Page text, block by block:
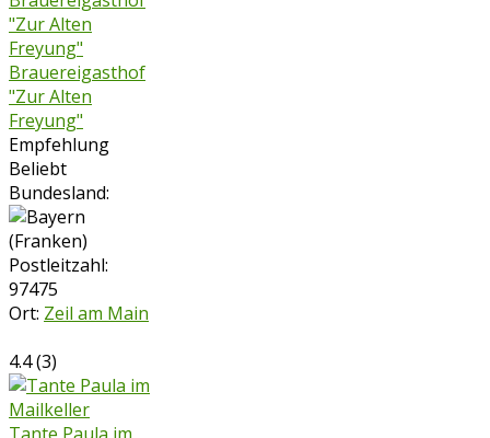
Brauereigasthof
"Zur Alten
Freyung"
Empfehlung
Beliebt
Bundesland:
Postleitzahl:
97475
Ort: Zeil am Main
4.4(3)